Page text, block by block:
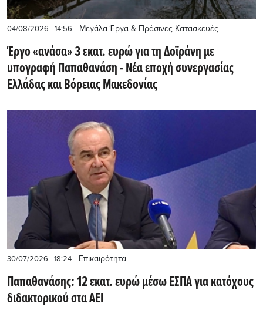
04/08/2026 - 14:56 - Μεγάλα Έργα & Πράσινες Κατασκευές
Έργο «ανάσα» 3 εκατ. ευρώ για τη Δοϊράνη με
υπογραφή Παπαθανάση - Νέα εποχή συνεργασίας
Ελλάδας και Βόρειας Μακεδονίας
30/07/2026 - 18:24 - Επικαιρότητα
Παπαθανάσης: 12 εκατ. ευρώ μέσω ΕΣΠΑ για κατόχους
διδακτορικού στα ΑΕΙ